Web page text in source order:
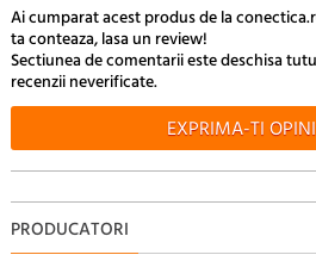
Ai cumparat acest produs de la
ta conteaza, lasa un review!
Sectiunea de comentarii este deschisa
recenzii neverificate.
EXPRIMA-TI
PRODUCATORI